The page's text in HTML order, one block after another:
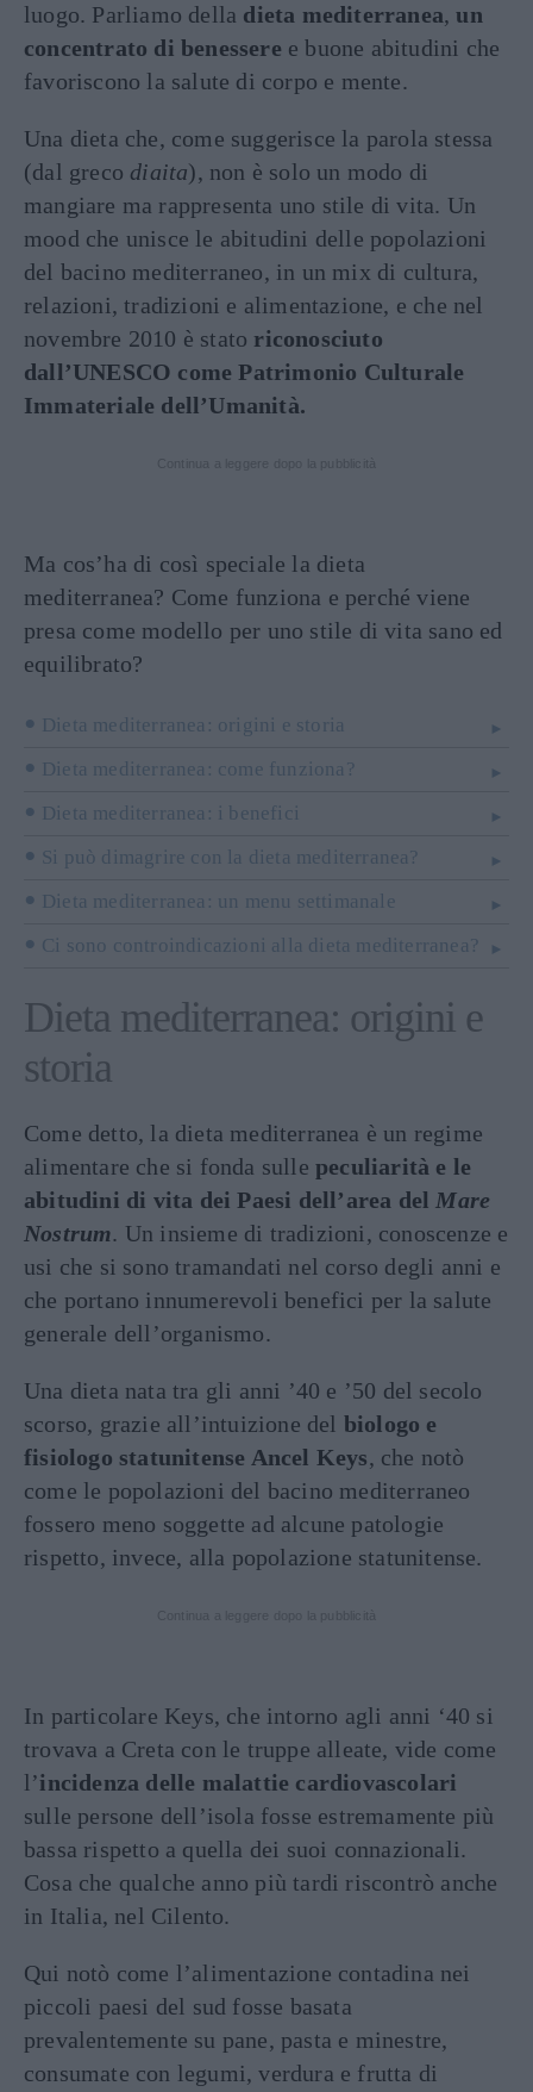
luogo. Parliamo della dieta mediterranea,un
concentrato di benessere e buone abitudini che
favoriscono la salute di corpo e mente.
Una dieta che, come suggerisce la parola stessa
(dal greco diaita), non è solo un modo di
mangiare ma rappresenta uno stile di vita. Un
mood che unisce le abitudini delle popolazioni
del bacino mediterraneo, in un mix di cultura,
relazioni, tradizioni e alimentazione, e che nel
novembre 2010 è stato riconosciuto
dall’UNESCO come Patrimonio Culturale
Immateriale dell’Umanità.
Ma cos’ha di così speciale la dieta
mediterranea? Come funziona e perché viene
presa come modello per uno stile di vita sano ed
equilibrato?
Dieta mediterranea: origini e storia
Dieta mediterranea: come funziona?
Dieta mediterranea: i benefici
Si può dimagrire con la dieta mediterranea?
Dieta mediterranea: un menu settimanale
Ci sono controindicazioni alla dieta mediterranea?
Dieta mediterranea: origini e
storia
Come detto, la dieta mediterranea è un regime
alimentare che si fonda sulle peculiarità e le
abitudini di vita dei Paesi dell’area del Mare
Nostrum. Un insieme di tradizioni, conoscenze e
usi che si sono tramandati nel corso degli anni e
che portano innumerevoli benefici per la salute
generale dell’organismo.
Una dieta nata tra gli anni ’40 e ’50 del secolo
scorso, grazie all’intuizione del biologo e
fisiologo statunitense Ancel Keys, che notò
come le popolazioni del bacino mediterraneo
fossero meno soggette ad alcune patologie
rispetto, invece, alla popolazione statunitense.
In particolare Keys, che intorno agli anni ‘40 si
trovava a Creta con le truppe alleate, vide come
l’incidenza delle malattie cardiovascolari
sulle persone dell’isola fosse estremamente più
bassa rispetto a quella dei suoi connazionali.
Cosa che qualche anno più tardi riscontrò anche
in Italia, nel Cilento.
Qui notò come l’alimentazione contadina nei
piccoli paesi del sud fosse basata
prevalentemente su pane, pasta e minestre,
consumate con legumi, verdura e frutta di